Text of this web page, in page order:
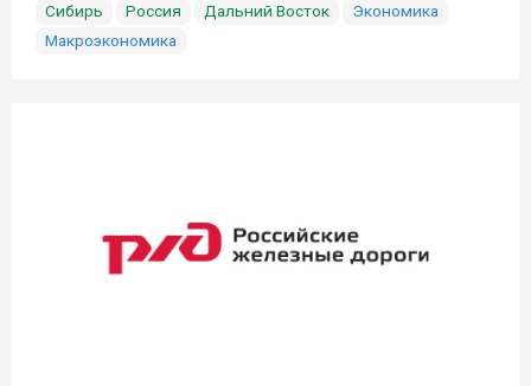
Сибирь
Россия Дальний Восток
Экономика
Макроэкономика